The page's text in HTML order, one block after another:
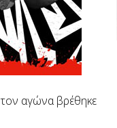
αγώνα βρέθηκε